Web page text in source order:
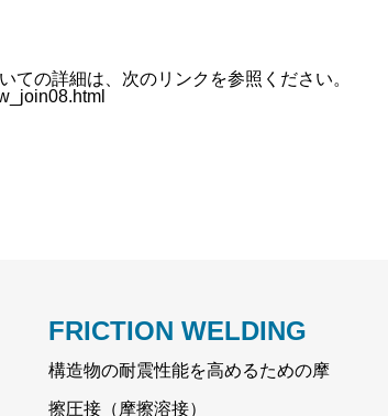
ての詳細は、次のリンクを参照ください。
FRICTION WELDING
構造物の耐震性能を高めるための摩
擦圧接（摩擦溶接）